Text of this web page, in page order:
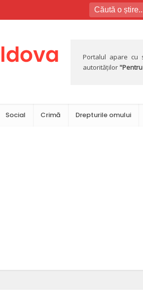
Portalul apare cu
autorităților
Social Crimă Drepturile omului